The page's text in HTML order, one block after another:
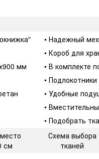
мм
• Надежный
• Короб для
• В комплекте
•
• Удобные
•
• Подобрать
см
Схема выбора
тканей